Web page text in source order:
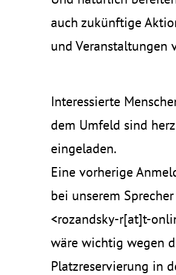
auch zukünftige
und Veranstaltungen
Interessierte
dem Umfeld sind
eingeladen.
Eine vorherige
bei unserem
<rozandsky-r[at]t-
wäre wichtig wegen
Platzreservierung in